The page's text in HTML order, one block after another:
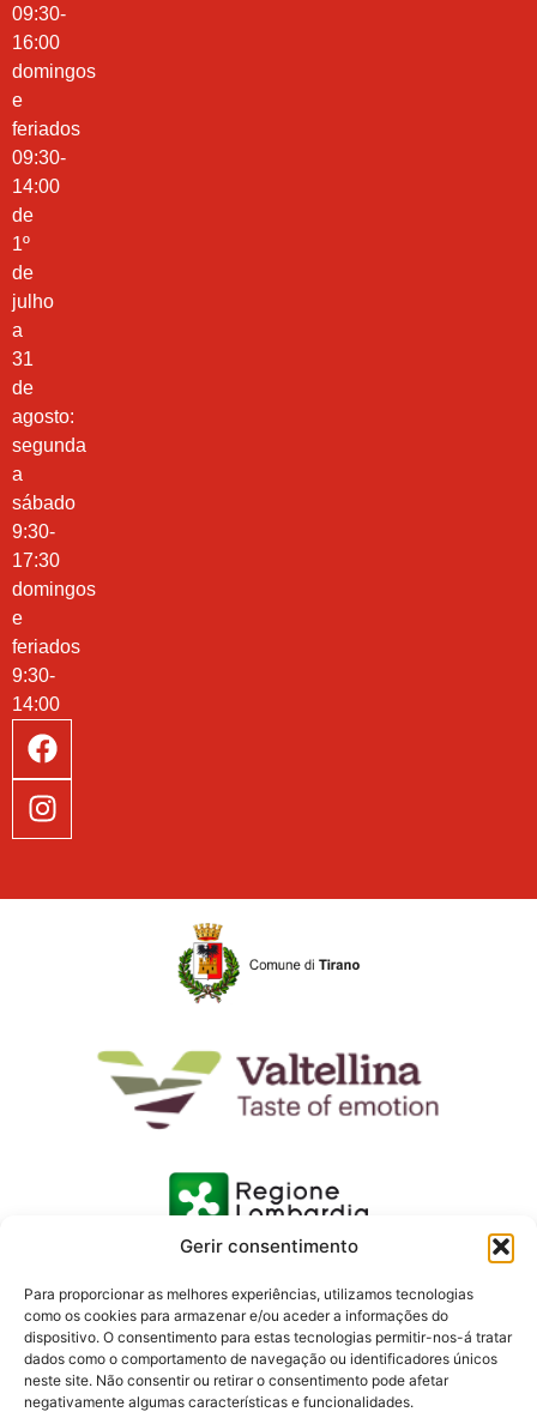
Gerir consentimento
Para proporcionar as melhores experiências, utilizamos tecnologias
como os cookies para armazenar e/ou aceder a informações do
dispositivo. O consentimento para estas tecnologias permitir-nos-á tratar
dados como o comportamento de navegação ou identificadores únicos
neste site. Não consentir ou retirar o consentimento pode afetar
negativamente algumas características e funcionalidades.
09:30-
16:00
domingos
e
feriados
09:30-
14:00
de
1º
de
julho
a
31
de
agosto:
segunda
a
sábado
9:30-
17:30
domingos
e
feriados
9:30-
14:00